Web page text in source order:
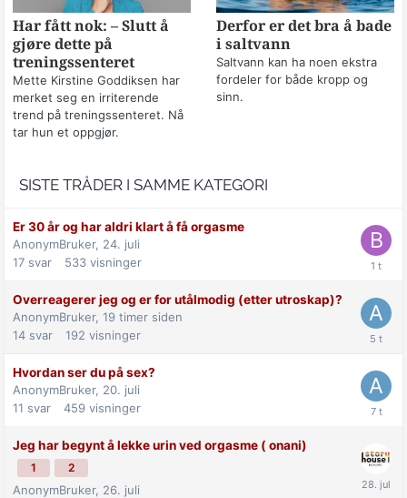
Har fått nok: – Slutt å
gjøre dette på
treningssenteret
Mette Kirstine Goddiksen har
merket seg en irriterende
trend på treningssenteret. Nå
tar hun et oppgjør.
Derfor er det bra å bade
i saltvann
Saltvann kan ha noen ekstra
fordeler for både kropp og
sinn.
SISTE TRÅDER I SAMME KATEGORI
Er 30 år og har aldri klart å få orgasme
AnonymBruker, 24. juli
17 svar 533 visninger
Overreagerer jeg og er for utålmodig (etter utroskap)?
AnonymBruker, 19 timer siden
14 svar 192 visninger
Hvordan ser du på sex?
AnonymBruker, 20. juli
11 svar 459 visninger
Jeg har begynt å lekke urin ved orgasme ( onani)
1 2
AnonymBruker, 26. juli